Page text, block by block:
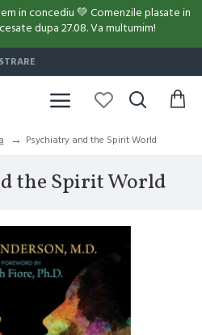
in concediu 💚 Comenzile plasate in
dupa 27.08. Va multumim!
Psychiatry and the Spirit World
the Spirit World